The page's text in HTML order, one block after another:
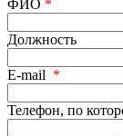
ФИО *
Должность
E-mail *
Телефон, по